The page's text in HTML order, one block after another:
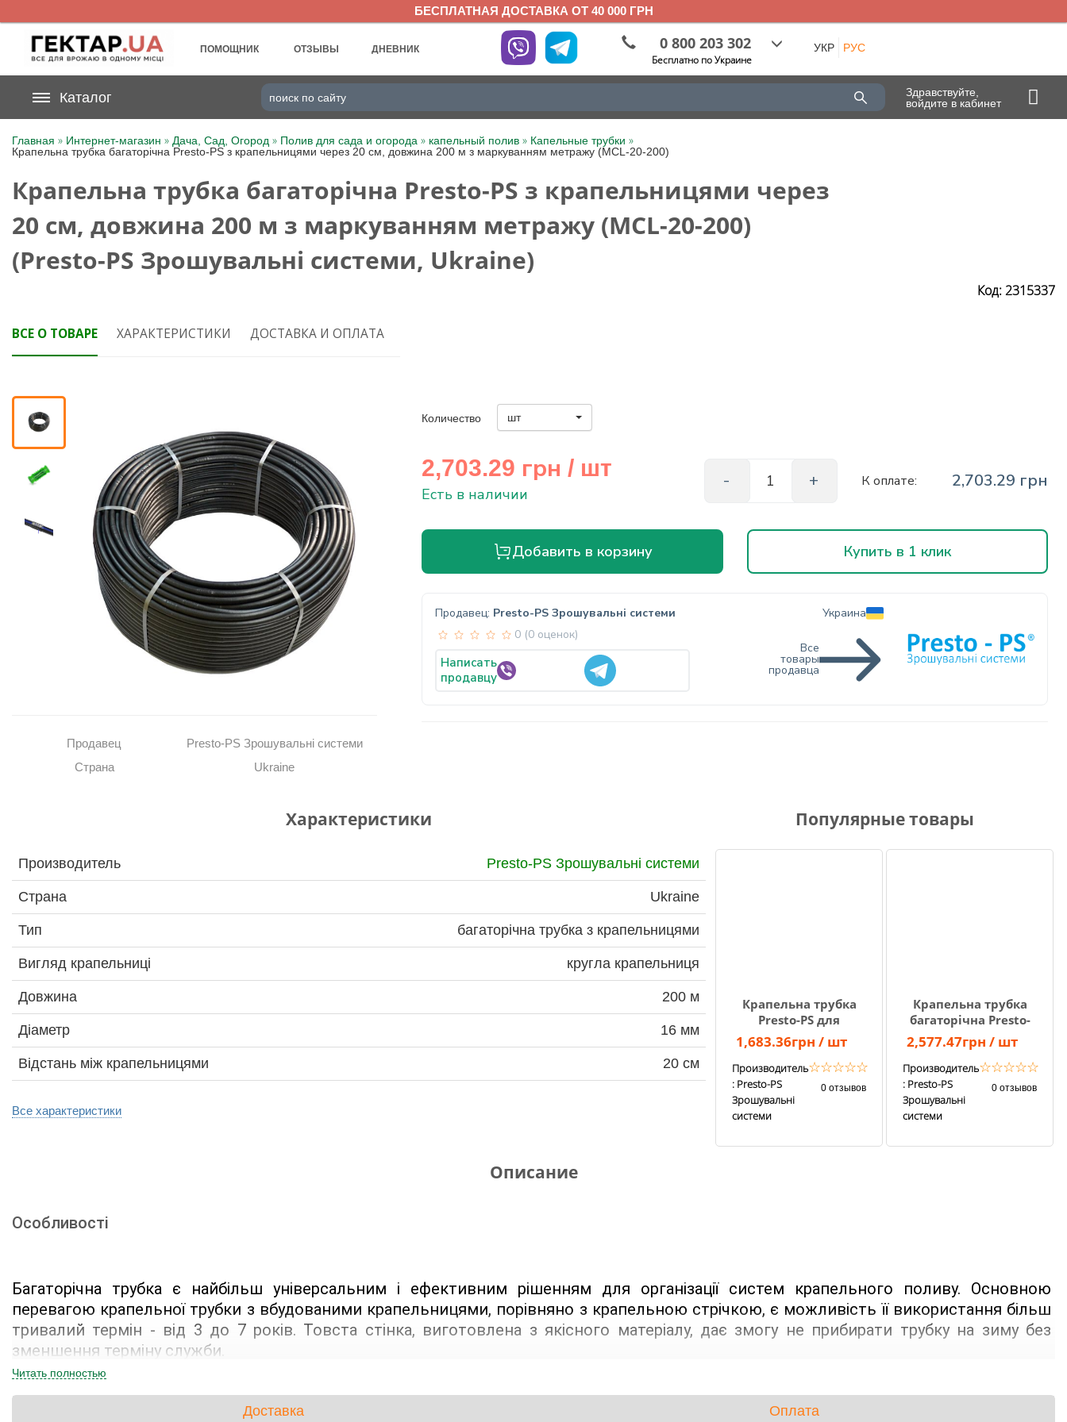
БЕСПЛАТНАЯ ДОСТАВКА ОТ 40 000 ГРН
ПОМОЩНИК ОТЗЫВЫ ДНЕВНИК 0 800 203 302
Бесплатно по Украине
УКР РУС
UA
На вашем
бонусном счете
Категории
Дневник
Доставка
Отзывы
Помощник
0 800 203
302
Бесплатно по
Украине
733 0
Каталог
Здравствуйте,
войдите в кабинет
Главная » Интернет-магазин » Дача, Сад, Огород » Полив для сада и огорода » капельный полив » Капельные трубки »
Крапельна трубка багаторічна Presto-PS з крапельницями через 20 см, довжина 200 м з маркуванням метражу (MCL-20-200)
Крапельна трубка багаторічна Presto-PS з крапельницями через
20 см, довжина 200 м з маркуванням метражу (MCL-20-200)
(Presto-PS Зрошувальні системи, Ukraine)
Код: 2315337
ВСЕ О ТОВАРЕ ХАРАКТЕРИСТИКИ ДОСТАВКА И ОПЛАТА
Продавец
Presto-PS Зрошувальні системи
Страна
Ukraine
Количество шт
2,703.29 грн/ шт
Есть в наличии
К оплате: 2,703.29 грн
Добавить в корзину Купить в 1 клик
Продавец: Presto-PS Зрошувальні системи
0 (0 оценок)
Написать
продавцу
Украина
Все
товары
продавца
Характеристики
Производитель Presto-PS Зрошувальні системи
Страна Ukraine
Тип багаторічна трубка з крапельницями
Вигляд крапельниці кругла крапельниця
Довжина 200 м
Діаметр 16 мм
Відстань між крапельницями 20 см
Все характеристики
Популярные товары
Крапельна трубка
Presto-PS для
крапельниць
мікроджет діаметр
5*1,5 мм, довжина
100 м (PVH 5B)
1,683.36грн / шт
Производитель
: Presto-PS
Зрошувальні
системи
☆☆☆☆☆
0 отзывов
Крапельна трубка
багаторічна Presto-
PS з
крапельницями
через 25 см,
довжина 200 м з
маркуванням
метражу (MCL-25-
2,577.47грн / шт
Производитель
: Presto-PS
Зрошувальні
системи
☆☆☆☆☆
0 отзывов
Описание
Особливості
Багаторічна трубка є найбільш універсальним і ефективним рішенням для організації систем крапельного поливу. Основною
перевагою крапельної трубки з вбудованими крапельницями, порівняно з крапельною стрічкою, є можливість її використання більш
тривалий термін - від 3 до 7 років. Товста стінка, виготовлена з якісного матеріалу, дає змогу не прибирати трубку на зиму без
зменшення терміну служби.
Багаторічна крапельна трубка Presto-PS (MCL-20-200) являє собою ПВХ трубку діаметром 16 мм з товщиною стінки 0.9 мм. Не має
швів, задирок і зварних з'єднань. Через кожні 20 см в неї вбудовані циліндричні крапельниці (емітери) на 4 виходи з довгим
Читать полностью
Доставка Оплата